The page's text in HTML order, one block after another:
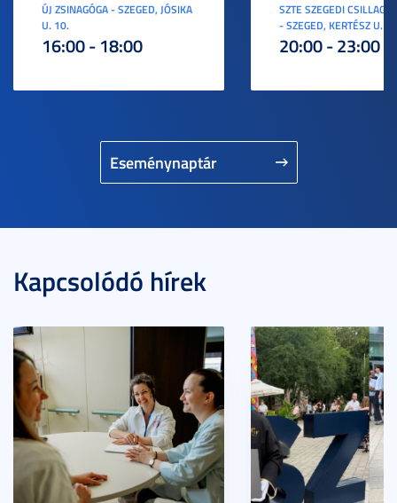
Eseménynaptár
ÚJ ZSINAGÓGA - SZEGED, JÓSIKA
U. 10.
16:00 - 18:00
SZTE SZEGEDI
- SZEGED, KERTÉSZ U. 3.
20:00 - 23:00
Kapcsolódó hírek